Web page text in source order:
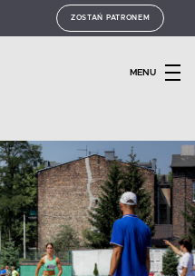
ZOSTAŃ PATRONEM
MENU